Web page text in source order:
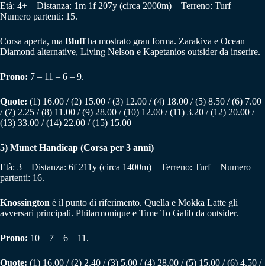
Età: 4+ – Distanza: 1m 1f 207y (circa 2000m) – Terreno: Turf –
Numero partenti: 15.
Corsa aperta, ma Bluffha mostrato gran forma. Zarakiva e Ocean
Diamond alternative, Living Nelson e Kapetanios outsider da inserire.
Prono: 7 – 11 – 6 – 9.
Quote: (1) 16.00 / (2) 15.00 / (3) 12.00 / (4) 18.00 / (5) 8.50 / (6) 7.00
/ (7) 2.25 / (8) 11.00 / (9) 28.00 / (10) 12.00 / (11) 3.20 / (12) 20.00 /
(13) 33.00 / (14) 22.00 / (15) 15.00
5) Munet Handicap (Corsa per 3 anni)
Età: 3 – Distanza: 6f 211y (circa 1400m) – Terreno: Turf – Numero
partenti: 16.
Knossington è il punto di riferimento. Quella e Mokka Latte gli
avversari principali. Philarmonique e Time To Galib da outsider.
Prono: 10 – 7 – 6 – 11.
Quote: (1) 16.00 / (2) 2.40 / (3) 5.00 / (4) 28.00 / (5) 15.00 / (6) 4.50 /